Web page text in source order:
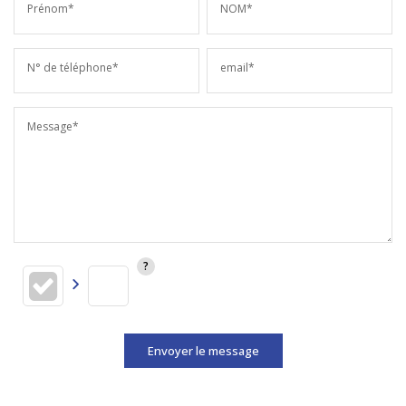
Prénom* NOM*
N° de téléphone* email*
Message*
Envoyer le message